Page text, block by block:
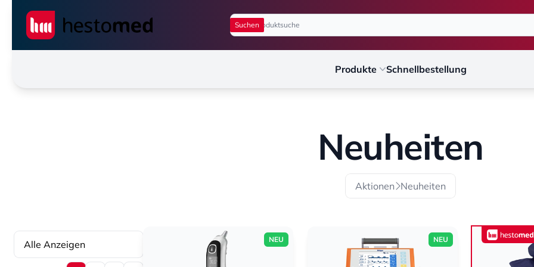
Seiwert GmbH
Produkte Schnellbestellung
Neuheiten
Aktionen Neuheiten
Alle Anzeigen NEU NEU